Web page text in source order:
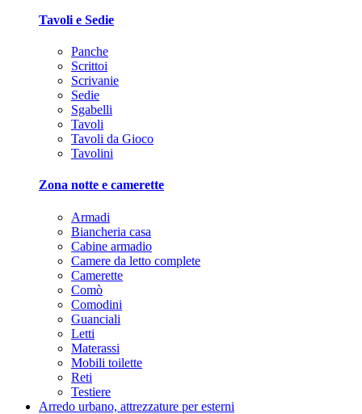
Tavoli e Sedie
Panche
Scrittoi
Scrivanie
Sedie
Sgabelli
Tavoli
Tavoli da Gioco
Tavolini
Zona notte e camerette
Armadi
Biancheria casa
Cabine armadio
Camere da letto complete
Camerette
Comò
Comodini
Guanciali
Letti
Materassi
Mobili toilette
Reti
Testiere
Arredo urbano, attrezzature per esterni